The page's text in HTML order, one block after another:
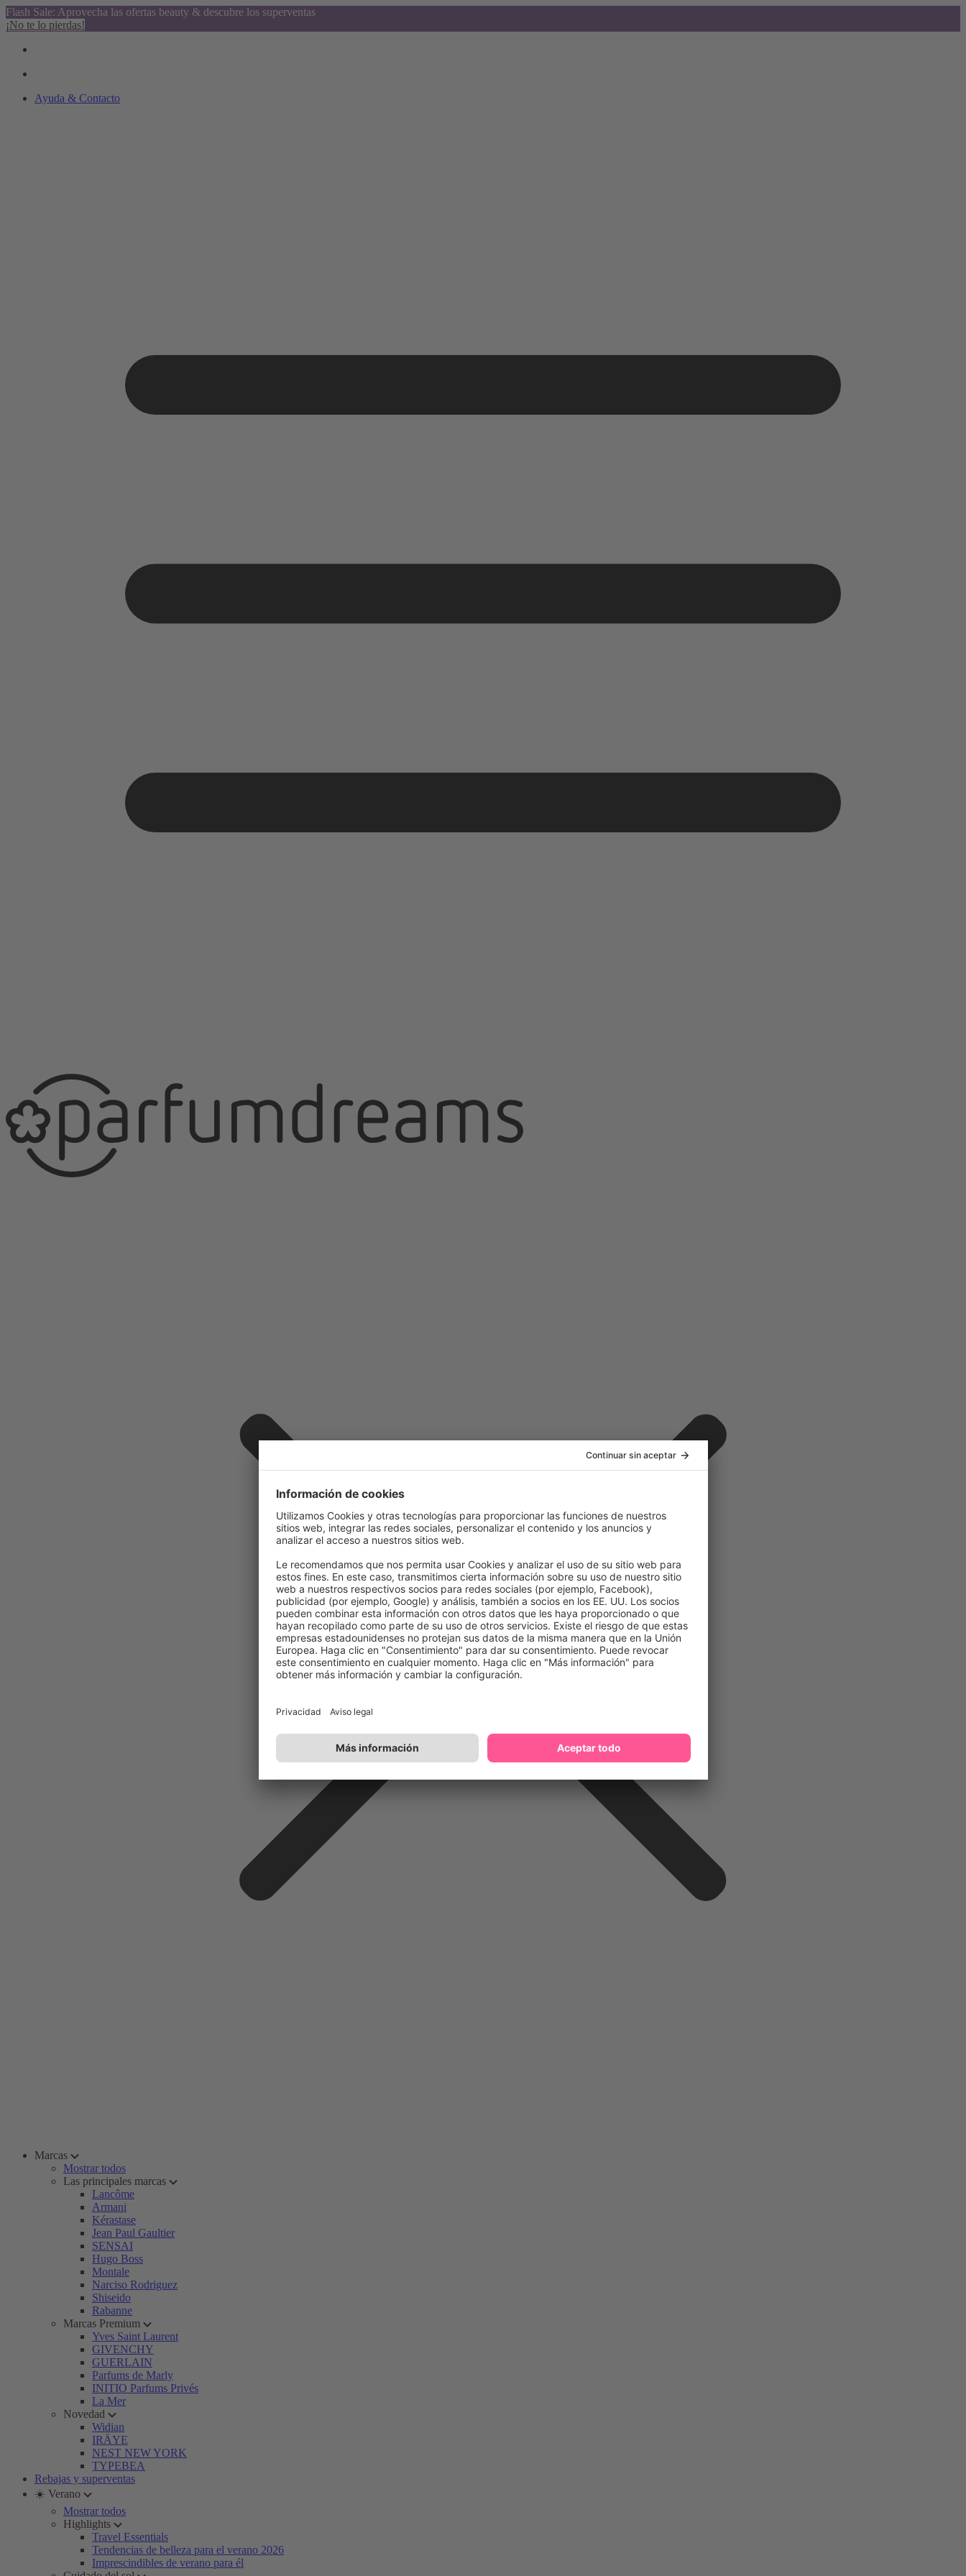
Flash Sale: Aprovecha las ofertas beauty & descubre los superventas
¡No te lo pierdas!
Ayuda & Contacto
Marcas
Mostrar todos
Las principales marcas
Lancôme
Armani
Kérastase
Jean Paul Gaultier
SENSAI
Hugo Boss
Montale
Narciso Rodriguez
Shiseido
Rabanne
Marcas Premium
Yves Saint Laurent
GIVENCHY
GUERLAIN
Parfums de Marly
INITIO Parfums Privés
La Mer
Novedad
Widian
IRÄYE
NEST NEW YORK
TYPEBEA
Rebajas y superventas
☀️ Verano
Mostrar todos
Highlights
Travel Essentials
Tendencias de belleza para el verano 2026
Imprescindibles de verano para él